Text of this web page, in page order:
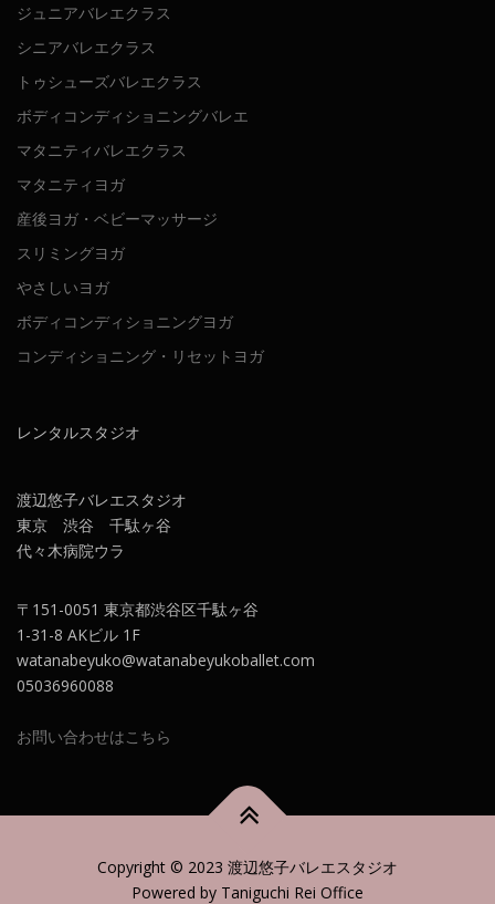
ジュニアバレエクラス
シニアバレエクラス
トゥシューズバレエクラス
ボディコンディショニングバレエ
マタニティバレエクラス
マタニティヨガ
産後ヨガ・ベビーマッサージ
スリミングヨガ
やさしいヨガ
ボディコンディショニングヨガ
コンディショニング・リセットヨガ
レンタルスタジオ
渡辺悠子バレエスタジオ
東京 渋谷 千駄ヶ谷
代々木病院ウラ
〒151-0051 東京都渋谷区千駄ヶ谷
1-31-8 AKビル 1F
watanabeyuko@watanabeyukoballet.com
05036960088
お問い合わせはこちら
Copyright © 2023 渡辺悠子バレエスタジオ
Powered by Taniguchi Rei Office